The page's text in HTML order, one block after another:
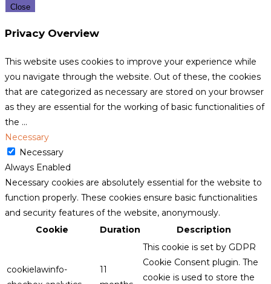
Close
Privacy Overview
This website uses cookies to improve your experience while
you navigate through the website. Out of these, the cookies
that are categorized as necessary are stored on your browser
as they are essential for the working of basic functionalities of
the ...
Necessary
Necessary
Always Enabled
Necessary cookies are absolutely essential for the website to
function properly. These cookies ensure basic functionalities
and security features of the website, anonymously.
Cookie
Duration Description
cookielawinfo-
11
This cookie is set by GDPR
Cookie Consent plugin. The
cookie is used to store the